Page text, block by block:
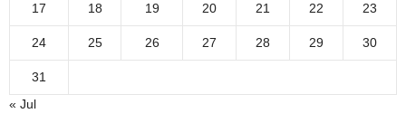
17 18 19 20 21 22 23
24 25 26 27 28 29 30
31
« Jul